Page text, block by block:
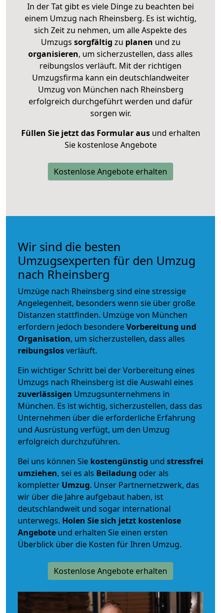
In der Tat gibt es viele Dinge zu beachten bei
einem Umzug nach Rheinsberg. Es ist wichtig,
sich Zeit zu nehmen, um alle Aspekte des
Umzugs sorgfältig zu planen und zu
organisieren, um sicherzustellen, dass alles
reibungslos verläuft. Mit der richtigen
Umzugsfirma kann ein deutschlandweiter
Umzug von München nach Rheinsberg
erfolgreich durchgeführt werden und dafür
sorgen wir.
Füllen Sie jetzt das Formular ausund erhalten
Sie kostenlose Angebote
Kostenlose Angebote erhalten
Wir sind die besten
Umzugsexperten für den Umzug
nach Rheinsberg
Umzüge nach Rheinsberg sind eine stressige
Angelegenheit, besonders wenn sie über große
Distanzen stattfinden. Umzüge von München
erfordern jedoch besondereVorbereitung und
Organisation, um sicherzustellen, dass alles
reibungslosverläuft.
Ein wichtiger Schritt bei der Vorbereitung eines
Umzugs nach Rheinsberg ist die Auswahl eines
zuverlässigen Umzugsunternehmens in
München. Es ist wichtig, sicherzustellen, dass das
Unternehmen über die erforderliche Erfahrung
und Ausrüstung verfügt, um den Umzug
erfolgreich durchzuführen.
Bei uns können Sie kostengünstig und stressfrei
umziehen, sei es als Beiladung oder als
kompletter Umzug. Unser Partnernetzwerk, das
wir über die Jahre aufgebaut haben, ist
deutschlandweit und sogar international
unterwegs. Holen Sie sich jetzt kostenlose
Angebote und erhalten Sie einen ersten
Überblick über die Kosten für Ihren Umzug.
Kostenlose Angebote erhalten